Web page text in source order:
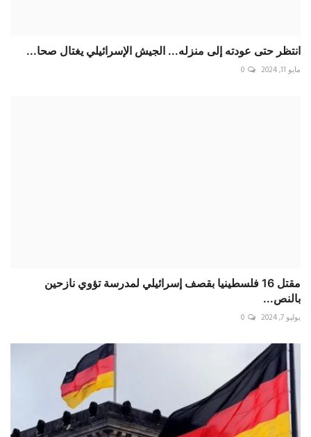
ألمانيا تحدث نصائحها بشأن السفر لأمريكا.. والسب؟
مارس 19, 2025 0